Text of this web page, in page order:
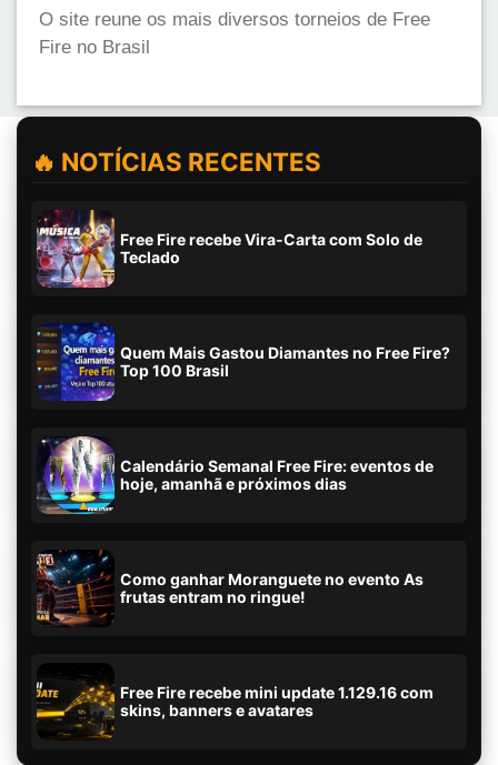
O site reune os mais diversos torneios de Free
Fire no Brasil
🔥 NOTÍCIAS RECENTES
Free Fire recebe Vira-Carta com Solo de
Teclado
Quem Mais Gastou Diamantes no Free Fire?
Top 100 Brasil
Calendário Semanal Free Fire: eventos de
hoje, amanhã e próximos dias
Como ganhar Moranguete no evento As
frutas entram no ringue!
Free Fire recebe mini update 1.129.16 com
skins, banners e avatares